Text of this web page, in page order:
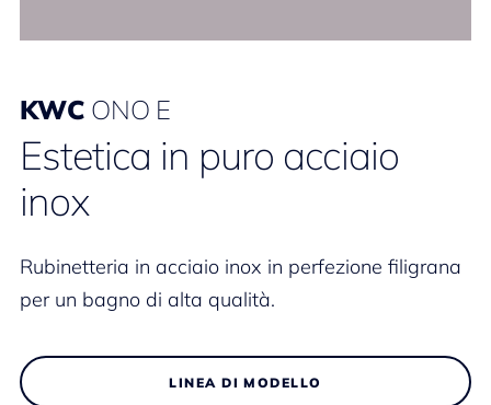
KWC ONO E
Estetica in puro acciaio
inox
Rubinetteria in acciaio inox in perfezione filigrana
per un bagno di alta qualità.
LINEA DI MODELLO